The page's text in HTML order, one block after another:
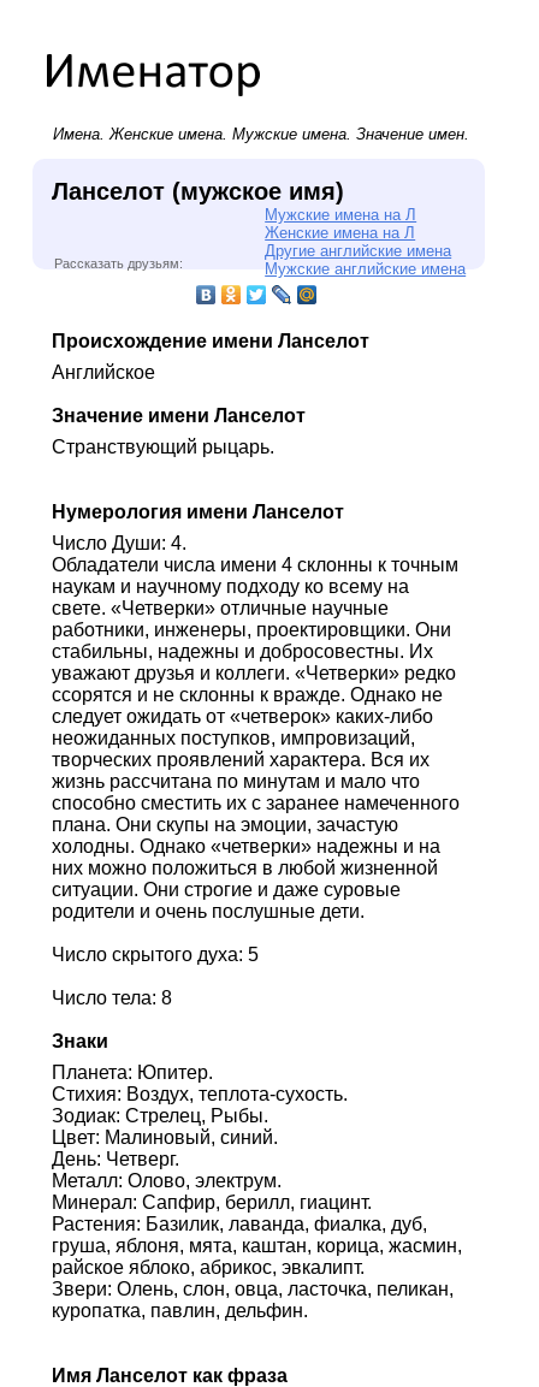
Имена.Женские имена. Мужские имена. Значение имен.
Ланселот (мужское имя)
Мужские имена на Л
Женские имена на Л
Другие английские имена
Мужские английские имена
Рассказать друзьям:
Происхождение имени Ланселот
Английское
Значение имени Ланселот
Странствующий рыцарь.
Нумерология имени Ланселот
Число Души: 4.
Обладатели числа имени 4 склонны к точным
наукам и научному подходу ко всему на
свете. «Четверки» отличные научные
работники, инженеры, проектировщики. Они
стабильны, надежны и добросовестны. Их
уважают друзья и коллеги. «Четверки» редко
ссорятся и не склонны к вражде. Однако не
следует ожидать от «четверок» каких-либо
неожиданных поступков, импровизаций,
творческих проявлений характера. Вся их
жизнь рассчитана по минутам и мало что
способно сместить их с заранее намеченного
плана. Они скупы на эмоции, зачастую
холодны. Однако «четверки» надежны и на
них можно положиться в любой жизненной
ситуации. Они строгие и даже суровые
родители и очень послушные дети.
Число скрытого духа: 5
Число тела: 8
Знаки
Планета: Юпитер.
Стихия: Воздух, теплота-сухость.
Зодиак: Стрелец, Рыбы.
Цвет: Малиновый, синий.
День: Четверг.
Металл: Олово, электрум.
Минерал: Сапфир, берилл, гиацинт.
Растения: Базилик, лаванда, фиалка, дуб,
груша, яблоня, мята, каштан, корица, жасмин,
райское яблоко, абрикос, эвкалипт.
Звери: Олень, слон, овца, ласточка, пеликан,
куропатка, павлин, дельфин.
Имя Ланселот как фраза